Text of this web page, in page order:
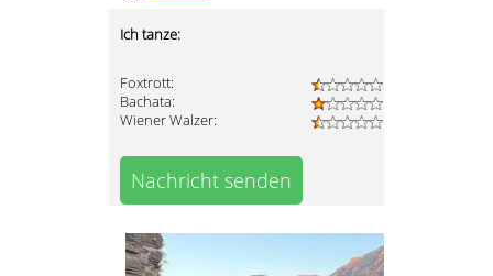
Ich tanze:
Foxtrott:
Bachata:
Wiener Walzer:
Nachricht senden